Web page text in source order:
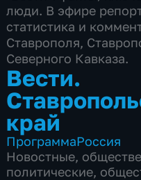
люди. В эфире
статистика и
Ставрополя,
Северного Кавказа.
Вести.
край
ПрограммаРоссия
Новостные,
политические,